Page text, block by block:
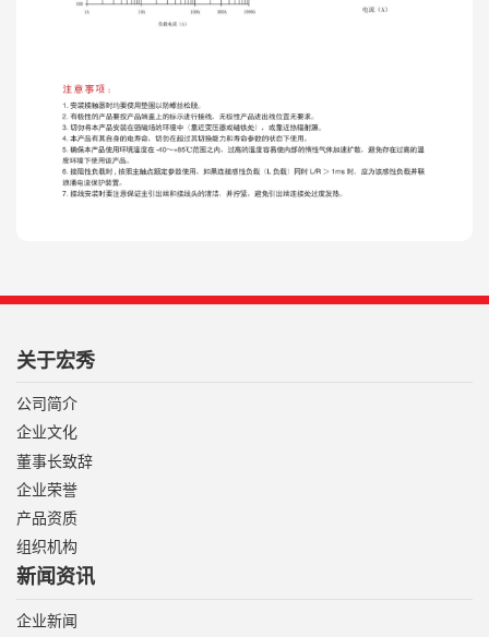
关于宏秀
公司简介
企业文化
董事长致辞
企业荣誉
产品资质
组织机构
新闻资讯
企业新闻